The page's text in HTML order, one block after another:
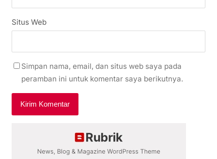
Situs Web
Simpan nama, email, dan situs web saya pada
peramban ini untuk komentar saya berikutnya.